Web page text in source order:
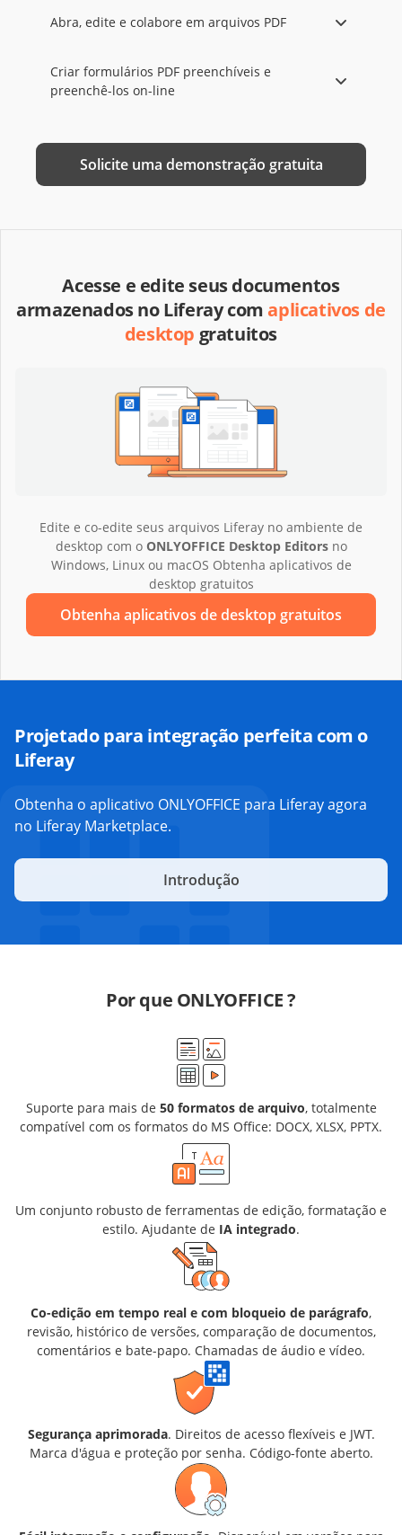
Abra, edite e colabore em arquivos PDF
Criar formulários PDF preenchíveis e
preenchê-los on-line
Solicite uma demonstração gratuita
Acesse e edite seus documentos
armazenados no Liferay comaplicativos de
desktop gratuitos
Edite e co-edite seus arquivos Liferay no ambiente de
desktop com o ONLYOFFICE Desktop Editorsno
Windows, Linux ou macOS Obtenha aplicativos de
desktop gratuitos
Obtenha aplicativos de desktop gratuitos
Projetado para integração perfeita com o
Liferay
Obtenha o aplicativo ONLYOFFICE para Liferay agora
no Liferay Marketplace.
Introdução
Por que ONLYOFFICE ?
Suporte para mais de 50 formatos de arquivo, totalmente
compatível com os formatos do MS Office: DOCX, XLSX, PPTX.
Um conjunto robusto de ferramentas de edição, formatação e
estilo. Ajudante de IA integrado.
Co-edição em tempo real e com bloqueio de parágrafo,
revisão, histórico de versões, comparação de documentos,
comentários e bate-papo. Chamadas de áudio e vídeo.
Segurança aprimorada. Direitos de acesso flexíveis e JWT.
Marca d'água e proteção por senha. Código-fonte aberto.